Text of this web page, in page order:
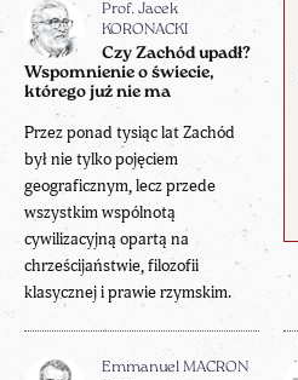
Prof. Jacek
KORONACKI
Czy Zachód upadł?
Wspomnienie o świecie,
którego już nie ma
Przez ponad tysiąc lat Zachód
był nie tylko pojęciem
geograficznym, lecz przede
wszystkim wspólnotą
cywilizacyjną opartą na
chrześcijaństwie, filozofii
klasycznej i prawie rzymskim.
Emmanuel MACRON